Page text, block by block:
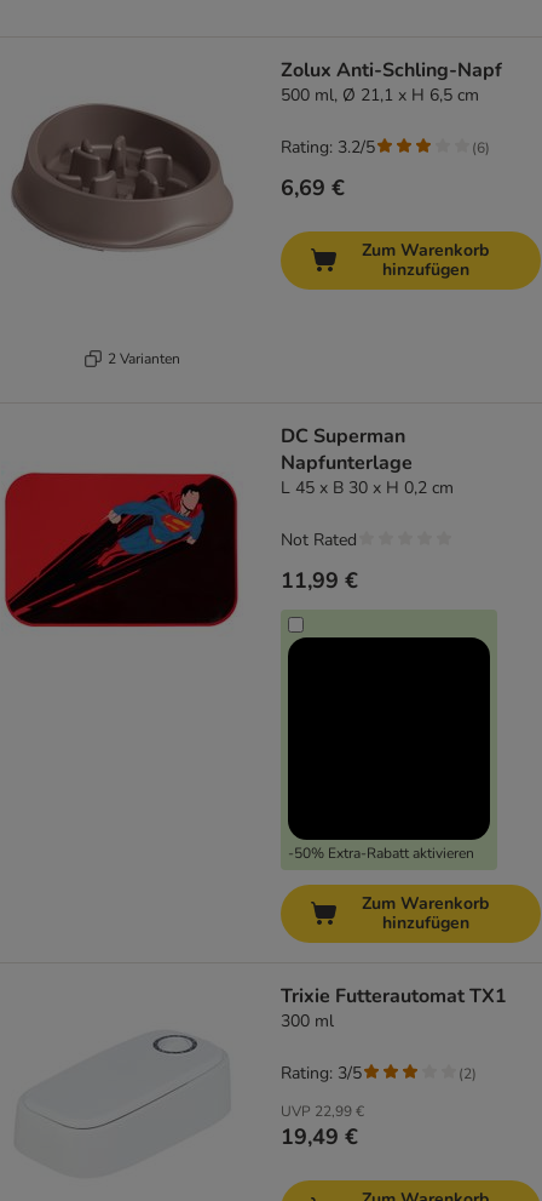
2 Varianten
Zolux Anti-Schling-Napf
500 ml, Ø 21,1 x H 6,5 cm
6,69 €
Rating: 3.2/5 (6)
Zum Warenkorb
hinzufügen
DC Superman
Napfunterlage
L 45 x B 30 x H 0,2 cm
11,99 €
-50% Extra-Rabatt aktivieren
Not Rated
Zum Warenkorb
hinzufügen
Trixie Futterautomat TX1
300 ml
UVP 22,99 €
19,49 €
Rating: 3/5 (2)